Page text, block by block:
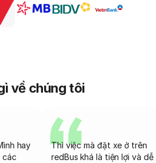
về chúng tôi
hay
các
Thì việc mà đặt xe ở trên
redBus khá là tiện lợi và dễ